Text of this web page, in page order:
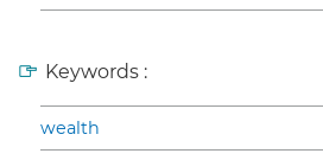
Keywords :
wealth